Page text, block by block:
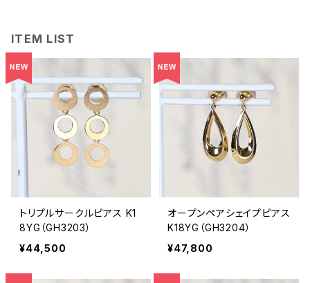
ITEM LIST
トリプルサークルピアス K1
8YG（GH3203）
¥44,500
オープンペアシェイプピアス
K18YG（GH3204）
¥47,800